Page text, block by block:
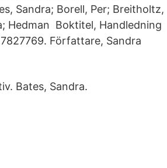
Sandra; Borell, Per; Breitholtz,
Hedman Boktitel, Handledning
Författare, Sandra
Bates, Sandra.